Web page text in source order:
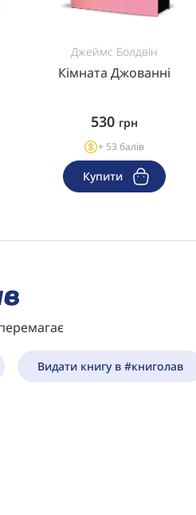
Джеймс Болдвін
Кімната Джованні
530 грн
+ 53 балів
Купити
Видати книгу в #книголав